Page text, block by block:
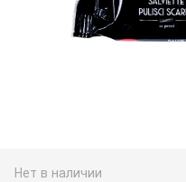
Нет в наличии